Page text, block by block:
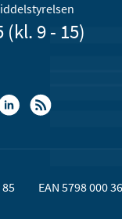
(kl. 9 - 15)
85 EAN 5798 000